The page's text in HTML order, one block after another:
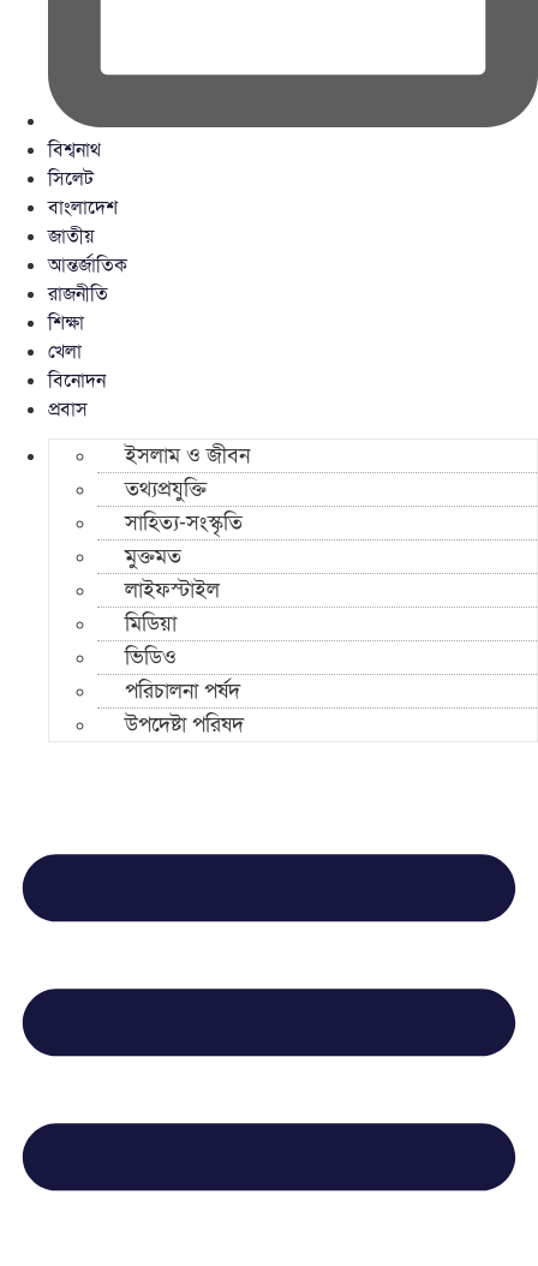
বিশ্বনাথ
সিলেট
বাংলাদেশ
জাতীয়
আন্তর্জাতিক
রাজনীতি
শিক্ষা
খেলা
বিনোদন
প্রবাস
ইসলাম ও জীবন
তথ্যপ্রযুক্তি
সাহিত্য-সংস্কৃতি
মুক্তমত
লাইফস্টাইল
মিডিয়া
ভিডিও
পরিচালনা পর্ষদ
উপদেষ্টা পরিষদ